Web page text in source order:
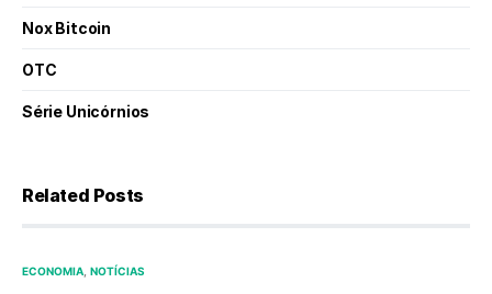
Nox Bitcoin
OTC
Série Unicórnios
Related Posts
ECONOMIA NOTÍCIAS